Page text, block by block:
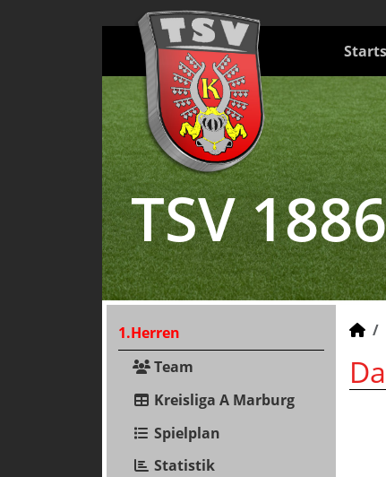
TSV
1.Herren
Team
Kreisliga A Marburg
Spielplan
Statistik